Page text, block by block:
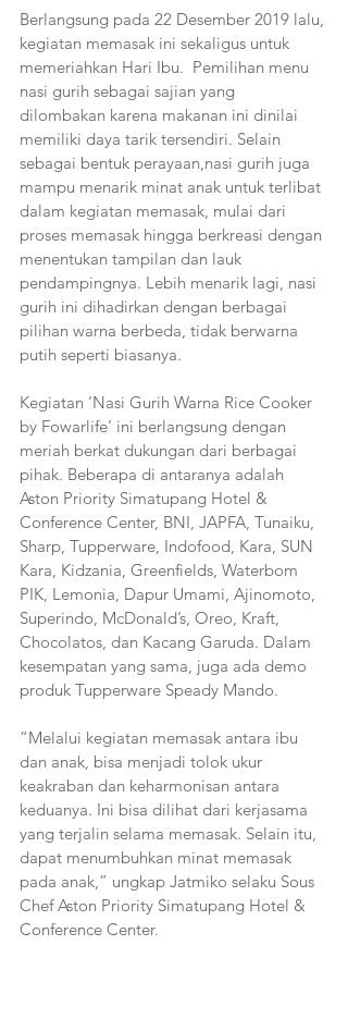
Berlangsung pada 22 Desember 2019 lalu,
kegiatan memasak ini sekaligus untuk
memeriahkan Hari Ibu.  Pemilihan menu
nasi gurih sebagai sajian yang
dilombakan karena makanan ini dinilai
memiliki daya tarik tersendiri. Selain
sebagai bentuk perayaan,nasi gurih juga
mampu menarik minat anak untuk terlibat
dalam kegiatan memasak, mulai dari
proses memasak hingga berkreasi dengan
menentukan tampilan dan lauk
pendampingnya. Lebih menarik lagi, nasi
gurih ini dihadirkan dengan berbagai
pilihan warna berbeda, tidak berwarna
putih seperti biasanya.
Kegiatan ‘Nasi Gurih Warna Rice Cooker
by Fowarlife’ ini berlangsung dengan
meriah berkat dukungan dari berbagai
pihak. Beberapa di antaranya adalah
Aston Priority Simatupang Hotel &
Conference Center, BNI, JAPFA, Tunaiku,
Sharp, Tupperware, Indofood, Kara, SUN
Kara, Kidzania, Greenfields, Waterbom
PIK, Lemonia, Dapur Umami, Ajinomoto,
Superindo, McDonald’s, Oreo, Kraft,
Chocolatos, dan Kacang Garuda. Dalam
kesempatan yang sama, juga ada demo
produk Tupperware Speady Mando.
“Melalui kegiatan memasak antara ibu
dan anak, bisa menjadi tolok ukur
keakraban dan keharmonisan antara
keduanya. Ini bisa dilihat dari kerjasama
yang terjalin selama memasak. Selain itu,
dapat menumbuhkan minat memasak
pada anak,” ungkap Jatmiko selaku Sous
Chef Aston Priority Simatupang Hotel &
Conference Center.